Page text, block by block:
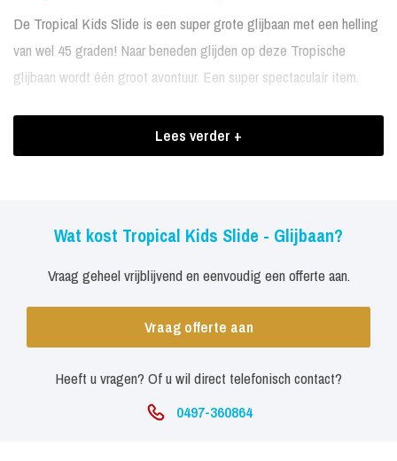
De Tropical Kids Slide is een super grote glijbaan met een helling
van wel 45 graden! Naar beneden glijden op deze Tropische
glijbaan wordt één groot avontuur. Een super spectaculair item.
Fun voor kids verzekerd! Welk kind wil er nu niet van een super
opblaasbare glijbaan van 6 meter.
Afmetingen: 8 x 5 x 6 mtr. (lxbxh)
Stroom: 2 vrije stroomgroepen van 220 Volt / 16 ampère
Begeleiding: 2 personen in tropische outfit
Lees verder +
Wat kost Tropical Kids Slide - Glijbaan?
Vraag geheel vrijblijvend en eenvoudig een offerte aan.
Vraag offerte aan
Heeft u vragen? Of u wil direct telefonisch contact?
0497-360864